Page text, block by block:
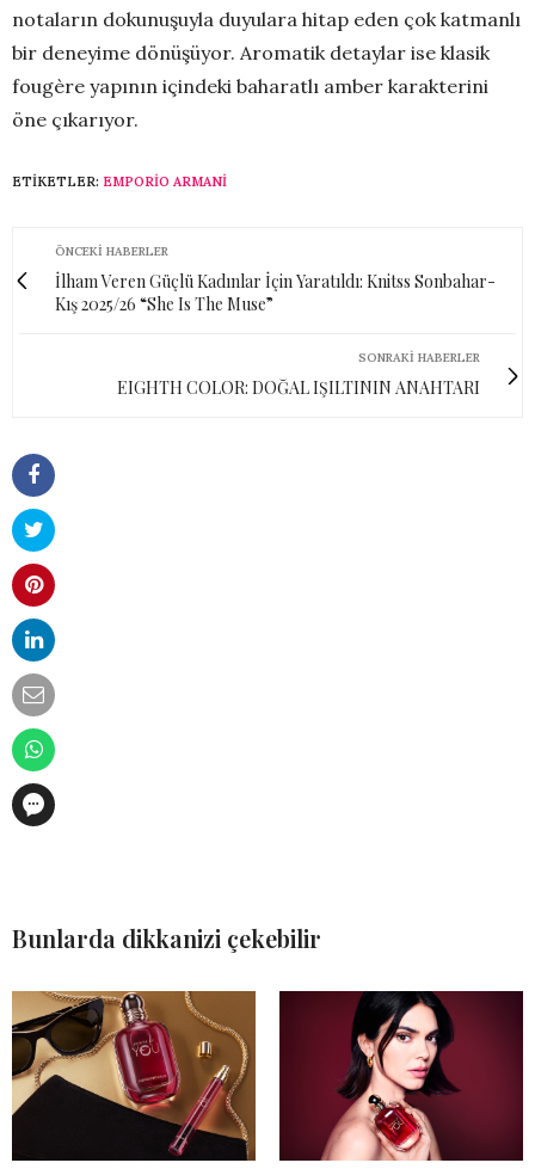
notaların dokunuşuyla duyulara hitap eden çok katmanlı
bir deneyime dönüşüyor. Aromatik detaylar ise klasik
fougère yapının içindeki baharatlı amber karakterini
öne çıkarıyor.
ETIKETLER: EMPORIO ARMANI
ÖNCEKI HABERLER
İlham Veren Güçlü Kadınlar İçin Yaratıldı: Knitss Sonbahar-
Kış 2025/26 “She Is The Muse”
SONRAKI HABERLER
EIGHTH COLOR: DOĞAL IŞILTININ ANAHTARI
Bunlarda dikkanizi çekebilir